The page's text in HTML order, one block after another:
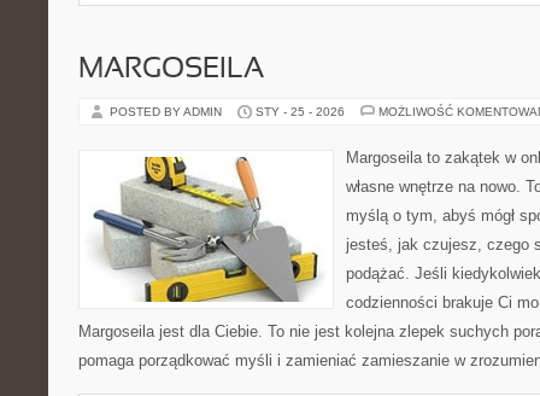
MARGOSEILA
POSTED BY ADMIN STY - 25 - 2026 MOŻLIWOŚĆ
Margoseila to zakątek w
własne wnętrze na nowo.
myślą o tym, abyś mógł
jesteś, jak czujesz, czego
podążać. Jeśli
codzienności brakuje Ci
Margoseila jest dla Ciebie. To nie jest kolejna zlepek suchych
pomaga porządkować myśli i zamieniać zamieszanie w